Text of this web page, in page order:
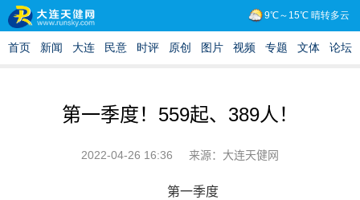
第一季度！559起、389人！
2022-04-26 16:36 来源：大连天健网
第一季度